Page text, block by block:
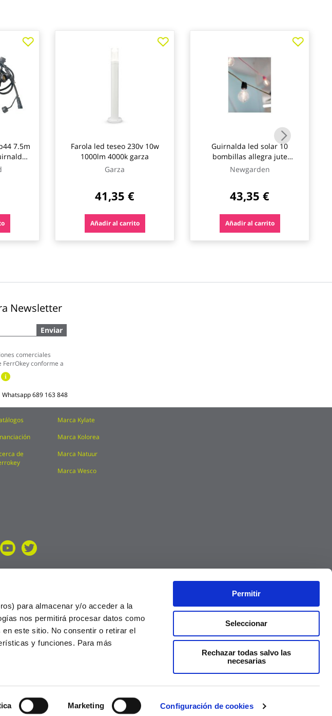
para almacenar y/o acceder a la
nos permitirá procesar datos como
este sitio. No consentir o retirar el
y funciones. Para más
Marketing Configuración de cookies
Permitir
Seleccionar
Rechazar todas salvo las
necesarias
7.5m
Farola led teseo 230v 10w
1000lm 4000k garza
Garza
41,35 €
Añadir al carrito
Guirnalda led solar 10
bombillas allegra jute
newgarden
Newgarden
43,35 €
Añadir al carrito
Newsletter
Enviar
comerciales
conforme a
Whatsapp689 163 848
de
Marca Kylate
Marca Kolorea
Marca Natuur
Marca Wesco
Precios válidos solo en la web, no en tienda